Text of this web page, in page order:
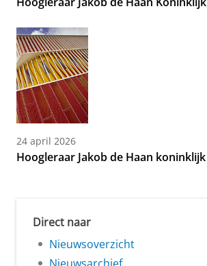
24 april 2026
Hoogleraar Jakob de Haan
Direct naar
Nieuwsoverzicht